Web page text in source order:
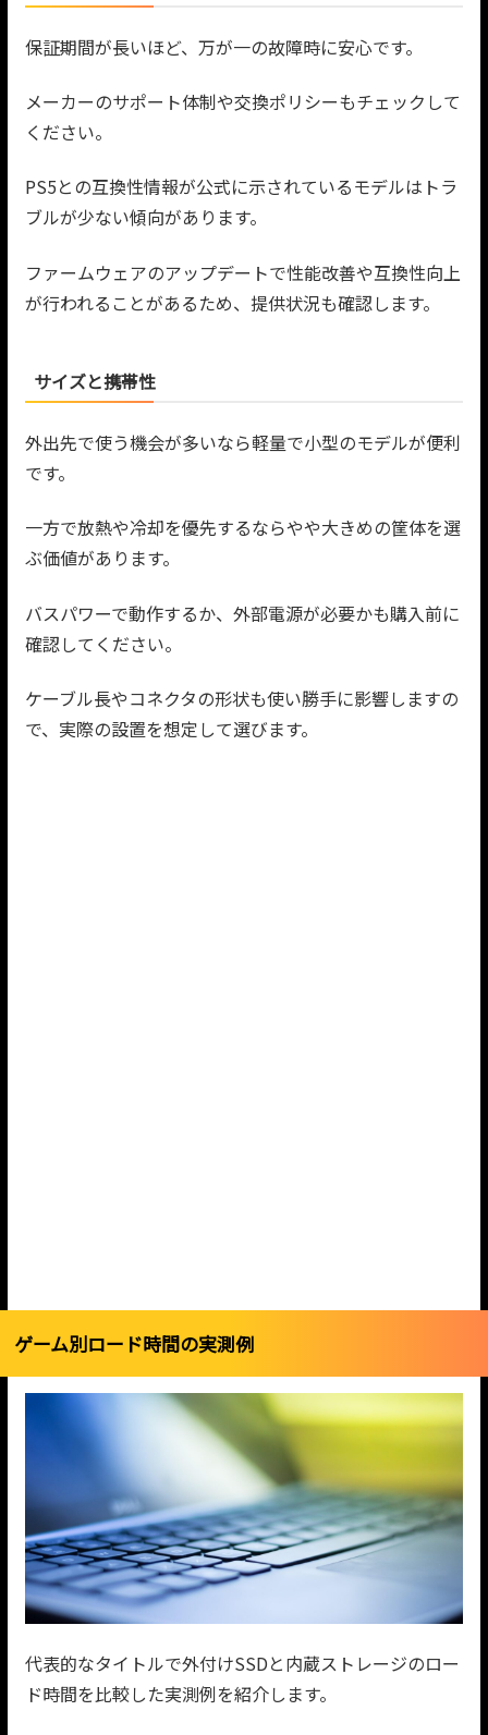
保証期間が長いほど、万が一の故障時に安心です。
メーカーのサポート体制や交換ポリシーもチェックして
ください。
PS5との互換性情報が公式に示されているモデルはトラ
ブルが少ない傾向があります。
ファームウェアのアップデートで性能改善や互換性向上
が行われることがあるため、提供状況も確認します。
サイズと携帯性
外出先で使う機会が多いなら軽量で小型のモデルが便利
です。
一方で放熱や冷却を優先するならやや大きめの筐体を選
ぶ価値があります。
バスパワーで動作するか、外部電源が必要かも購入前に
確認してください。
ケーブル長やコネクタの形状も使い勝手に影響しますの
で、実際の設置を想定して選びます。
ゲーム別ロード時間の実測例
代表的なタイトルで外付けSSDと内蔵ストレージのロー
ド時間を比較した実測例を紹介します。